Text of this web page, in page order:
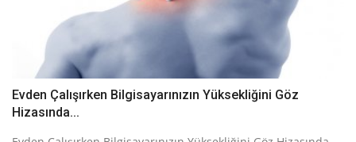
Evden Çalışırken Bilgisayarınızın Yüksekliğini Göz
Hizasında...